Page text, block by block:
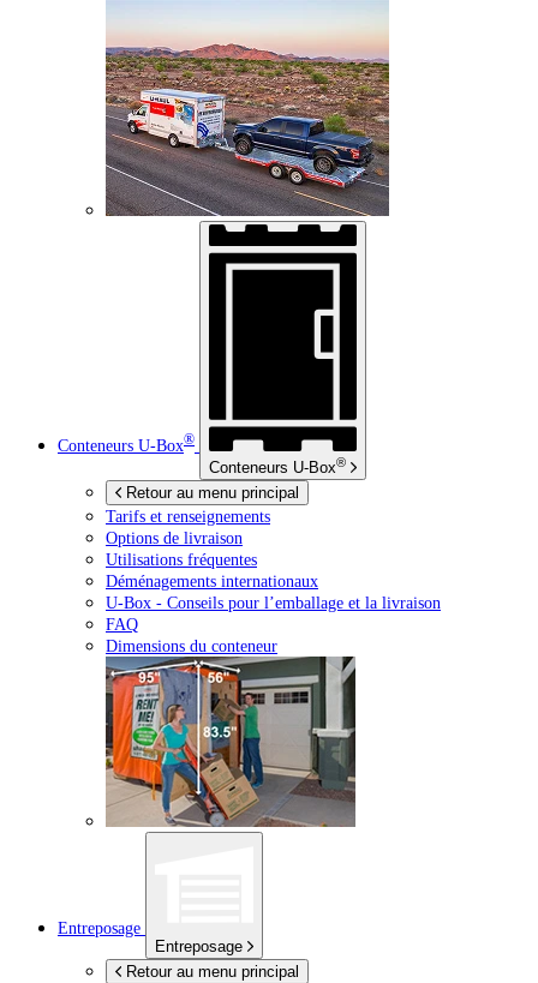
Conteneurs U-Box®
Conteneurs U-Box®
Retour au menu principal
Tarifs et renseignements
Options de livraison
Utilisations fréquentes
Déménagements internationaux
U-Box - Conseils pour l’emballage et la livraison
FAQ
Dimensions du conteneur
Entreposage
Entreposage
Retour au menu principal